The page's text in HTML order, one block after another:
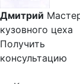
Дмитрий
кузовного цеха
Получить
консультацию